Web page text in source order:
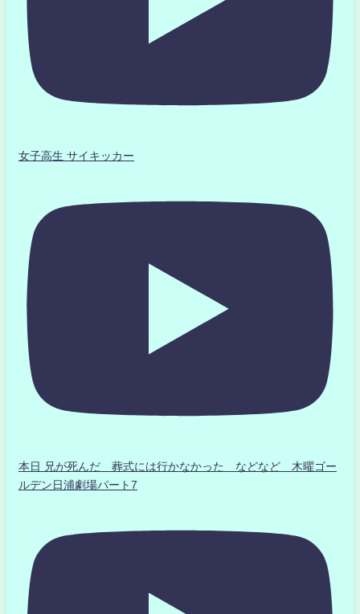
女子高生 サイキッカー
本日 兄が死んだ 葬式には行かなかった などなど 木曜ゴー
ルデン日浦劇場パート7